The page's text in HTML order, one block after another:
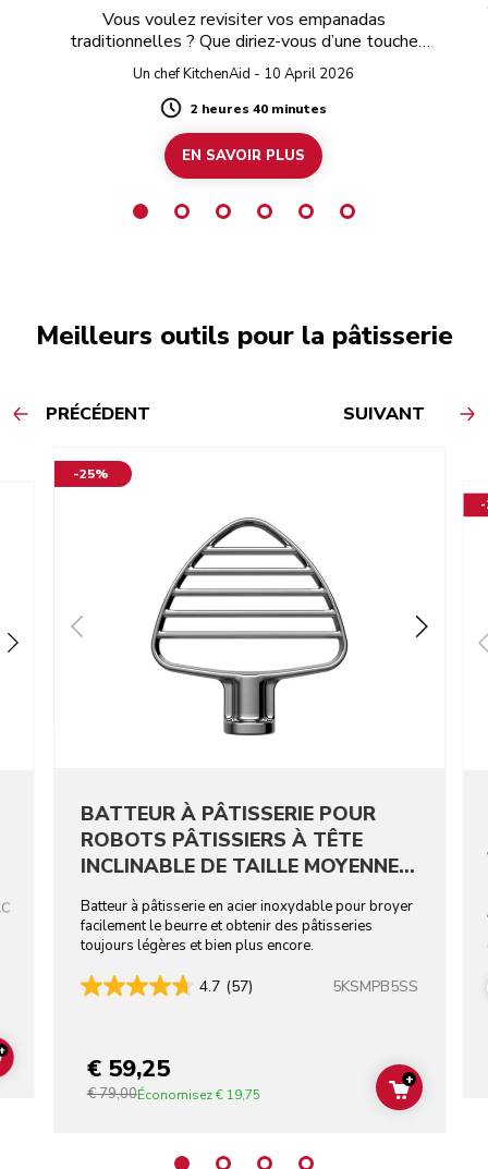
Vous voulez revisiter vos empanadas
traditionnelles ? Que diriez-vous d’une touche
d’hibiscus ?
Un chef KitchenAid - 10 April 2026
Duration
2 heures 40 minutes
EN SAVOIR PLUS
Meilleurs outils pour la pâtisserie
PRÉCÉDENT SUIVANT
ADD TO CART
-25%
BATTEUR À PÂTISSERIE POUR
ROBOTS PÂTISSIERS À TÊTE
INCLINABLE DE TAILLE MOYENNE -
ACIER INOXYDABLE
Batteur à pâtisserie en acier inoxydable pour broyer
facilement le beurre et obtenir des pâtisseries
toujours légères et bien plus encore.
4.7 (57) 5KSMPB5SS
€ 59,25
€ 79,00Économisez€ 19,75 ADD TO
+
-